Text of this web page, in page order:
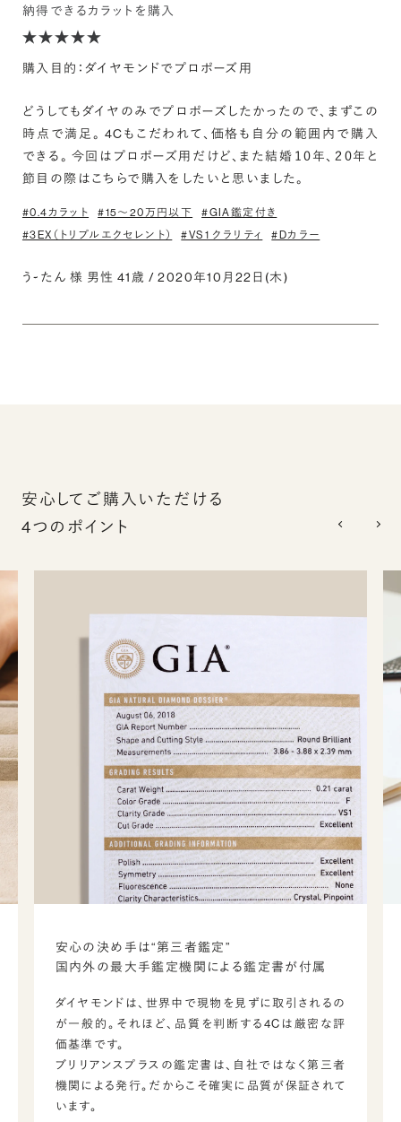
納得できるカラットを購入
購入目的：ダイヤモンドでプロポーズ用
どうしてもダイヤのみでプロポーズしたかったので、まずこの
時点で満足。 4Cもこだわれて、価格も自分の範囲内で購入
できる。 今回はプロポーズ用だけど、また結婚１０年、２０年と
節目の際はこちらで購入をしたいと思いました。
#0.4カラット #15〜20万円以下
#GIA鑑定付き
#3EX（トリプルエクセレント）
#VS1 クラリティ #Dカラー
う~たん 様 男性 41歳 / 2020年10月22日(木)
安心してご購入いただける
4つのポイント
安心の決め手は“第三者鑑定”
国内外の最大手鑑定機関による鑑定書が付属
ダイヤモンドは、世界中で現物を見ずに取引されるの
が一般的。それほど、品質を判断する4Cは厳密な評
価基準です。
ブリリアンスプラスの鑑定書は、自社ではなく第三者
機関による発行。だからこそ確実に品質が保証されて
います。